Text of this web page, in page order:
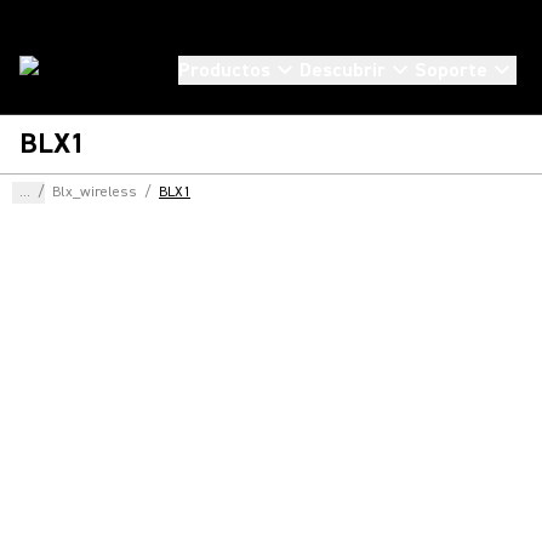
BLX1
... / Blx_wireless / BLX1